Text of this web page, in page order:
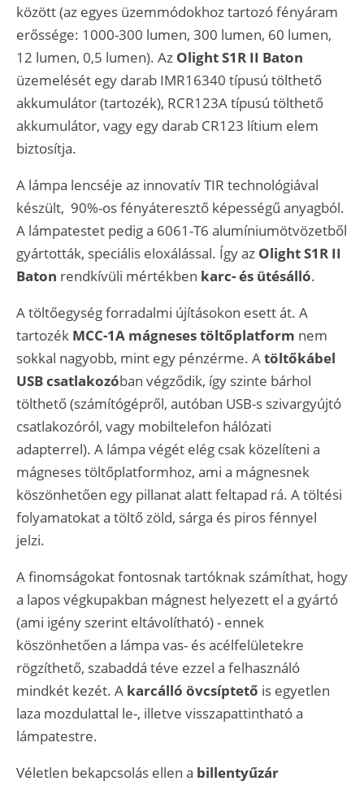
között (az egyes üzemmódokhoz tartozó fényáram
erőssége: 1000-300 lumen, 300 lumen, 60 lumen,
12 lumen, 0,5 lumen). Az Olight S1R II Baton
üzemelését egy darab IMR16340 típusú tölthető
akkumulátor (tartozék), RCR123A típusú tölthető
akkumulátor, vagy egy darab CR123 lítium elem
biztosítja.
A lámpa lencséje az innovatív TIR technológiával
készült, 90%-os fényáteresztő képességű anyagból.
A lámpatestet pedig a 6061-T6 alumíniumötvözetből
gyártották, speciális eloxálással. Így az Olight S1R II
Baton rendkívüli mértékben karc- és ütésálló.
A töltőegység forradalmi újításokon esett át. A
tartozék MCC-1A mágneses töltőplatform nem
sokkal nagyobb, mint egy pénzérme. Atöltőkábel
USBcsatlakozóban végződik, így szinte bárhol
tölthető (számítógépről, autóban USB-s szivargyújtó
csatlakozóról, vagy mobiltelefon hálózati
adapterrel). A lámpa végét elég csak közelíteni a
mágneses töltőplatformhoz, ami a mágnesnek
köszönhetően egy pillanat alatt feltapad rá. A töltési
folyamatokat a töltő zöld, sárga és piros fénnyel
jelzi.
A finomságokat fontosnak tartóknak számíthat, hogy
a lapos végkupakban mágnest helyezett el a gyártó
(ami igény szerint eltávolítható) - ennek
köszönhetően a lámpa vas- és acélfelületekre
rögzíthető, szabaddá téve ezzel a felhasználó
mindkét kezét. A karcálló övcsíptető is egyetlen
laza mozdulattal le-, illetve visszapattintható a
lámpatestre.
Véletlen bekapcsolás ellen a billentyűzár